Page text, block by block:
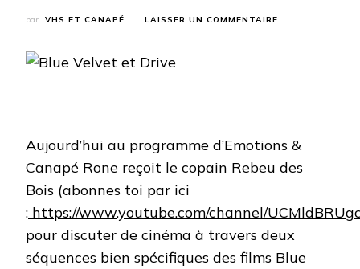
par VHS ET CANAPÉ LAISSER UN COMMENTAIRE
Aujourd’hui au programme d’Emotions &
Canapé Rone reçoit le copain Rebeu des
Bois (abonnes toi par ici
: https://www.youtube.com/channel/
pour discuter de cinéma à travers deux
séquences bien spécifiques des films Blue